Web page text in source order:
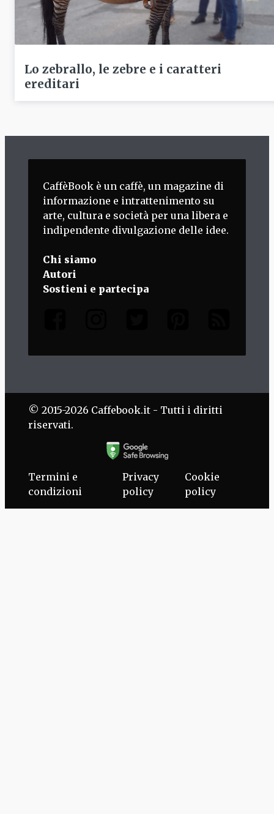
Lo zebrallo, le zebre e i caratteri
ereditari
CaffèBook è un caffè, un magazine di
informazione e intrattenimento su
arte, cultura e società per una libera e
indipendente divulgazione delle idee.
Chi siamo
Autori
Sostieni e partecipa
© 2015-2026 Caffebook.it - Tutti i diritti
riservati.
Termini e
condizioni
Privacy
policy
Cookie
policy